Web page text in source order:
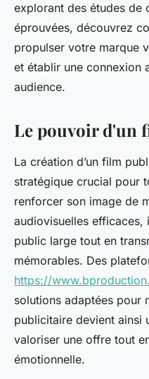
explorant des études de
éprouvées, découvrez
propulser votre marque
et établir une connexion
audience.
Le pouvoir d'un
La création d’un film
stratégique crucial pour
renforcer son image de
audiovisuelles efficaces,
public large tout en
mémorables. Des
https://
solutions adaptées pour
publicitaire devient ainsi
valoriser une offre tout
émotionnelle.